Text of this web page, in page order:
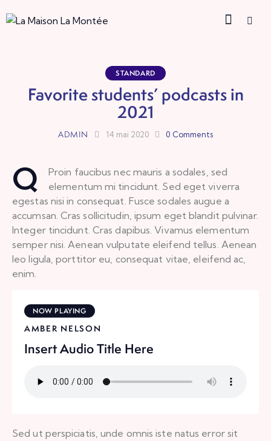
STANDARD
Favorite students’ podcasts in
2021
ADMIN 14 mai 2020 0 Comments
Q
Proin faucibus nec mauris a sodales, sed
elementum mi tincidunt. Sed eget viverra
egestas nisi in consequat. Fusce sodales augue a
accumsan. Cras sollicitudin, ipsum eget blandit pulvinar.
Integer tincidunt. Cras dapibus. Vivamus elementum
semper nisi. Aenean vulputate eleifend tellus. Aenean
leo ligula, porttitor eu, consequat vitae, eleifend ac,
enim.
NOW PLAYING
AMBER NELSON
Insert Audio Title Here
Sed ut perspiciatis, unde omnis iste natus error sit